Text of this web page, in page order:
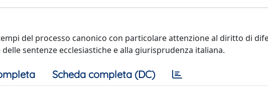
del processo canonico con particolare attenzione al diritto di
sentenze ecclesiastiche e alla giurisprudenza italiana.
Scheda completa (DC)